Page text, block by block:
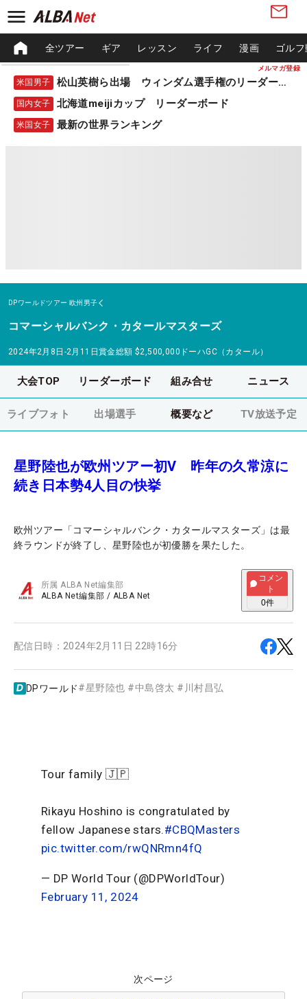
メルマガ登録
全ツアー ギア レッスン ライフ 漫画 ゴル
米国男子 松山英樹ら出場 ウィンダム選手権のリーダーボード
国内女子 北海道meijiカップ リーダーボード
米国女子 最新の世界ランキング
DPワールドツアー 欧州男子
コマーシャルバンク・カタールマスターズ
2024年2月8日-2月11日賞金総額 $2,500,000 ドーハGC（カタール）
大会TOP リーダーボード 組み合せ ニュース
ライブフォト 出場選手 概要など TV放送予定
星野陸也が欧州ツアー初V 昨年の久常涼に
続き日本勢4人目の快挙
欧州ツアー「コマーシャルバンク・カタールマスターズ」は最
終ラウンドが終了し、星野陸也が初優勝を果たした。
所属ALBA Net編集部
ALBA Net編集部 / ALBA Net
コメン
ト
0件
配信日時： 2024年2月11日 22時16分
DPワールド#星野陸也 #中島啓太 # 川村昌弘
Tour family 🇯🇵
Rikayu Hoshino is congratulated by
fellow Japanese stars.#CBQMasters
pic.twitter.com/rwQNRmn4fQ
— DP World Tour (@DPWorldTour)
February 11, 2024
次ページ